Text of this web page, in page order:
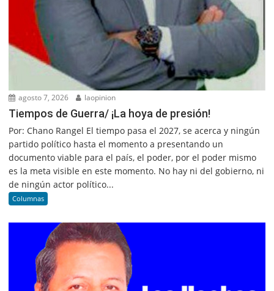
agosto 7, 2026 laopinion
Tiempos de Guerra/ ¡La hoya de presión!
Por: Chano Rangel El tiempo pasa el 2027, se acerca y ningún
partido político hasta el momento a presentando un
documento viable para el país, el poder, por el poder mismo
es la meta visible en este momento. No hay ni del gobierno, ni
de ningún actor político...
Columnas